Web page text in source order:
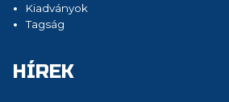
Kiadványok
Tagság
HÍREK